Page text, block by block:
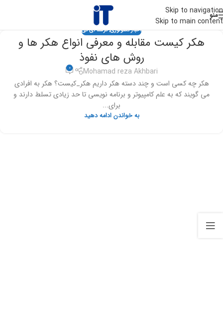
Skip to navigation
Skip to main content
منو
اخبار تکنولوژی,ترفند آی تی
هکر کیست مقابله و معرفی انواع هکر ها و
روش های نفوذ
Mohamad reza Akhbari
0
هکر چه کسی است و چند دسته هکر داریم هکر_کیست؟ هکر به افرادی
می گویند که به علم کامپیوتر و برنامه نویسی تا حد زیادی تسلط دارند و
برای...
به خواندن ادامه دهید